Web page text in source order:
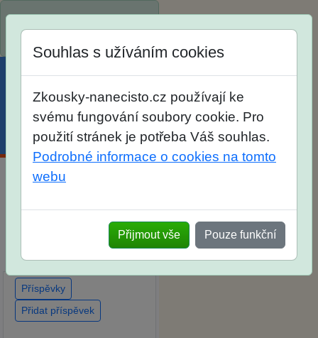
na školní rok 2026/2027!
Menu Účet Košík
zkoušek na SŠ? Vaše
ohlasy po skutečných
přijímacích zkouškách
Souhlas s užíváním cookies
Zkousky-nanecisto.cz používají ke
svému fungování soubory cookie. Pro
použití stránek je potřeba Váš souhlas.
Podrobné informace o cookies na tomto
webu
Přijmout vše Pouze funkční
Příspěvky
Přidat příspěvek